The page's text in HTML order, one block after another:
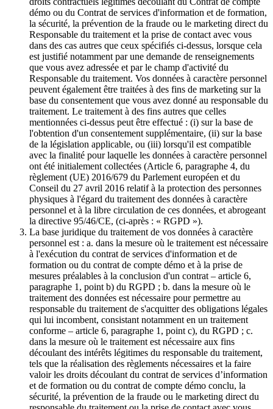
démo ou du Contrat de services d'information et de formation,
la sécurité, la prévention de la fraude ou le marketing direct du
Responsable du traitement et la prise de contact avec vous
dans des cas autres que ceux spécifiés ci-dessus, lorsque cela
est justifié notamment par une demande de renseignements
que vous avez adressée et par le champ d'activité du
Responsable du traitement. Vos données à caractère personnel
peuvent également être traitées à des fins de marketing sur la
base du consentement que vous avez donné au responsable du
traitement. Le traitement à des fins autres que celles
mentionnées ci-dessus peut être effectué : (i) sur la base de
l'obtention d'un consentement supplémentaire, (ii) sur la base
de la législation applicable, ou (iii) lorsqu'il est compatible
avec la finalité pour laquelle les données à caractère personnel
ont été initialement collectées (Article 6, paragraphe 4, du
règlement (UE) 2016/679 du Parlement européen et du
Conseil du 27 avril 2016 relatif à la protection des personnes
physiques à l'égard du traitement des données à caractère
personnel et à la libre circulation de ces données, et abrogeant
la directive 95/46/CE, (ci-après : « RGPD »).
La base juridique du traitement de vos données à caractère
personnel est : a. dans la mesure où le traitement est nécessaire
à l'exécution du contrat de services d'information et de
formation ou du contrat de compte démo et à la prise de
mesures préalables à la conclusion d'un contrat – article 6,
paragraphe 1, point b) du RGPD ; b. dans la mesure où le
traitement des données est nécessaire pour permettre au
responsable du traitement de s'acquitter des obligations légales
qui lui incombent, consistant notamment en un traitement
conforme – article 6, paragraphe 1, point c), du RGPD ; c.
dans la mesure où le traitement est nécessaire aux fins
découlant des intérêts légitimes du responsable du traitement,
tels que la réalisation des règlements nécessaires et la faire
valoir les droits découlant du contrat de services d’information
et de formation ou du contrat de compte démo conclu, la
sécurité, la prévention de la fraude ou le marketing direct du